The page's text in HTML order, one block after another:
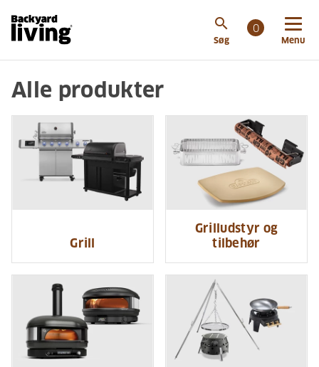
search
Søg
0
Menu
Alle produkter
Grill
Grilludstyr og
tilbehør